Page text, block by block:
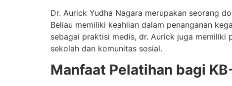
Dr. Aurick Yudha Nagara merupakan seorang
Beliau memiliki keahlian dalam penanganan
sebagai praktisi medis, dr. Aurick juga
sekolah dan komunitas sosial.
Manfaat Pelatihan bagi